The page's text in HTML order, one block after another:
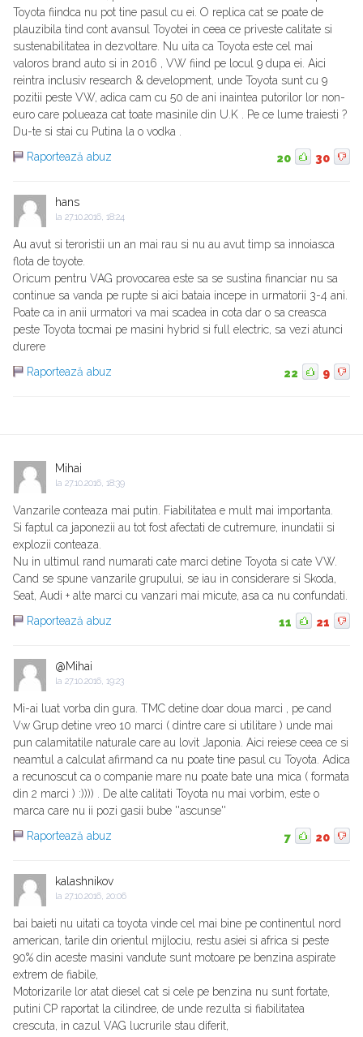
Toyota fiindca nu pot tine pasul cu ei. O replica cat se poate de
plauzibila tind cont avansul Toyotei in ceea ce priveste calitate si
sustenabilitatea in dezvoltare. Nu uita ca Toyota este cel mai
valoros brand auto si in 2016 , VW fiind pe locul 9 dupa ei. Aici
reintra inclusiv research & development, unde Toyota sunt cu 9
pozitii peste VW, adica cam cu 50 de ani inaintea putorilor lor non-
euro care polueaza cat toate masinile din U.K . Pe ce lume traiesti ?
Du-te si stai cu Putina la o vodka .
Raportează abuz
20 30
hans
la 27.10.2016, 18:24
Au avut si teroristii un an mai rau si nu au avut timp sa innoiasca
flota de toyote.
Oricum pentru VAG provocarea este sa se sustina financiar nu sa
continue sa vanda pe rupte si aici bataia incepe in urmatorii 3-4 ani.
Poate ca in anii urmatori va mai scadea in cota dar o sa creasca
peste Toyota tocmai pe masini hybrid si full electric, sa vezi atunci
durere
Raportează abuz
22 9
Mihai
la 27.10.2016, 18:39
Vanzarile conteaza mai putin. Fiabilitatea e mult mai importanta.
Si faptul ca japonezii au tot fost afectati de cutremure, inundatii si
explozii conteaza.
Nu in ultimul rand numarati cate marci detine Toyota si cate VW.
Cand se spune vanzarile grupului, se iau in considerare si Skoda,
Seat, Audi + alte marci cu vanzari mai micute, asa ca nu confundati.
Raportează abuz
11 21
@Mihai
la 27.10.2016, 19:23
Mi-ai luat vorba din gura. TMC detine doar doua marci , pe cand
Vw Grup detine vreo 10 marci ( dintre care si utilitare ) unde mai
pun calamitatile naturale care au lovit Japonia. Aici reiese ceea ce si
neamtul a calculat afirmand ca nu poate tine pasul cu Toyota. Adica
a recunoscut ca o companie mare nu poate bate una mica ( formata
din 2 marci ) :)))) . De alte calitati Toyota nu mai vorbim, este o
marca care nu ii pozi gasii bube ''ascunse''
Raportează abuz
7 20
kalashnikov
la 27.10.2016, 20:06
bai baieti nu uitati ca toyota vinde cel mai bine pe continentul nord
american, tarile din orientul mijlociu, restu asiei si africa si peste
90% din aceste masini vandute sunt motoare pe benzina aspirate
extrem de fiabile,
Motorizarile lor atat diesel cat si cele pe benzina nu sunt fortate,
putini CP raportat la cilindree, de unde rezulta si fiabilitatea
crescuta, in cazul VAG lucrurile stau diferit,